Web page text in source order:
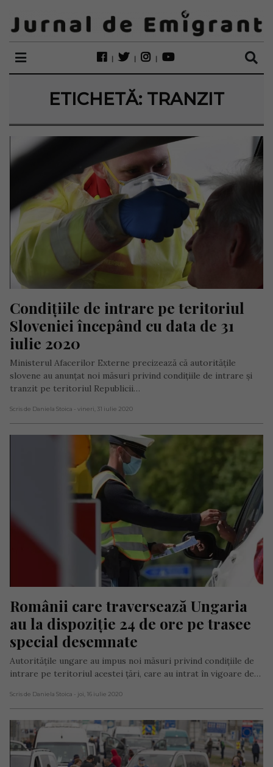
ETICHETĂ: TRANZIT
Condițiile de intrare pe teritoriul
Sloveniei începând cu data de 31
iulie 2020
Ministerul Afacerilor Externe precizează că autoritățile
slovene au anunțat noi măsuri privind condițiile de intrare și
tranzit pe teritoriul Republicii…
Scris de Daniela Stoica - vineri, 31 iulie 2020
Românii care traversează Ungaria
au la dispoziție 24 de ore pe trasee
special desemnate
Autorităţile ungare au impus noi măsuri privind condiţiile de
intrare pe teritoriul acestei ţări, care au intrat în vigoare de…
Scris de Daniela Stoica - joi, 16 iulie 2020